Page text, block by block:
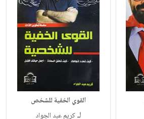
القوي الخفية للشخص
لـكريم عبد الجواد